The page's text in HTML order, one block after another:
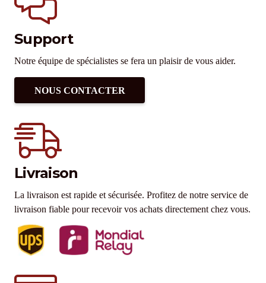
Support
Notre équipe de spécialistes se fera un plaisir de vous aider.
NOUS CONTACTER
Livraison
La livraison est rapide et sécurisée. Profitez de notre service de
livraison fiable pour recevoir vos achats directement chez vous.